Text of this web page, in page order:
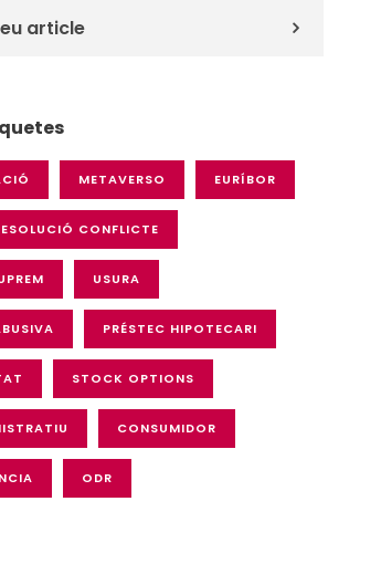
article
METAVERSO EURÍBOR
CONFLICTE
USURA
PRÉSTEC HIPOTECARI
STOCK OPTIONS
CONSUMIDOR
ODR